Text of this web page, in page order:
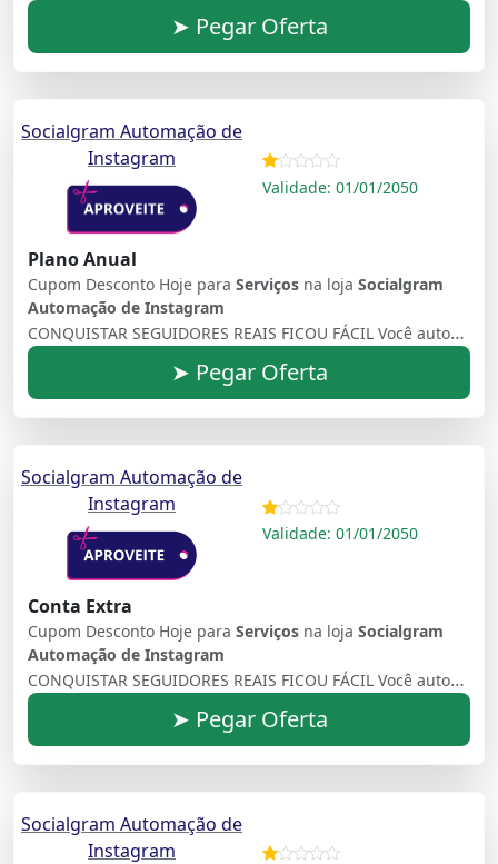
➤ Pegar Oferta
Socialgram Automação de
Instagram
Validade: 01/01/2050
Plano Anual
Cupom Desconto Hoje para Serviços na loja Socialgram
Automação de Instagram
CONQUISTAR SEGUIDORES REAIS FICOU FÁCIL Você automatiza, conquista e, ainda, transforma seguidores em potenciais clientes
➤ Pegar Oferta
Socialgram Automação de
Instagram
Validade: 01/01/2050
Conta Extra
Cupom Desconto Hoje para Serviços na loja Socialgram
Automação de Instagram
CONQUISTAR SEGUIDORES REAIS FICOU FÁCIL Você automatiza, conquista e, ainda, transforma seguidores em potenciais clientes
➤ Pegar Oferta
Socialgram Automação de
Instagram